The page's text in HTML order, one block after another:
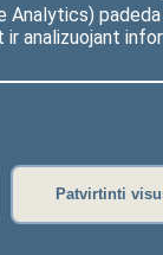
Analytics) padeda
analizuojant
Patvirtinti
posėdžiai>
Seimo
Posėdžiai
14 neeilinis (Nr.